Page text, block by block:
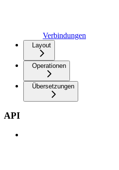
Verbindungen
Layout
Operationen
Übersetzungen
API